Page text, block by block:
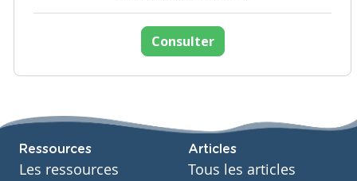
Consulter
Ressources
Les ressources
Articles
Tous les articles